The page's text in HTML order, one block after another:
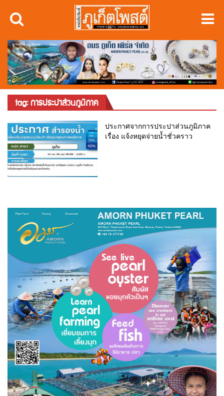
tag: การประปาส่วนภูมิภาค
ประกาศจากการประปาส่วนภูมิภาค
เรื่อง แจ้งหยุดจ่ายน้ำชั่วคราว